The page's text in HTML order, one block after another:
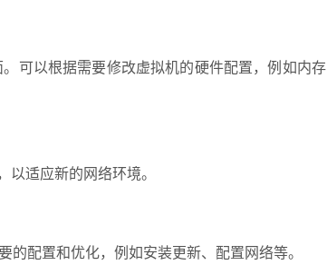
可以根据需要修改虚拟机的硬件配置，例如内存
以适应新的网络环境。
配置和优化，例如安装更新、配置网络等。